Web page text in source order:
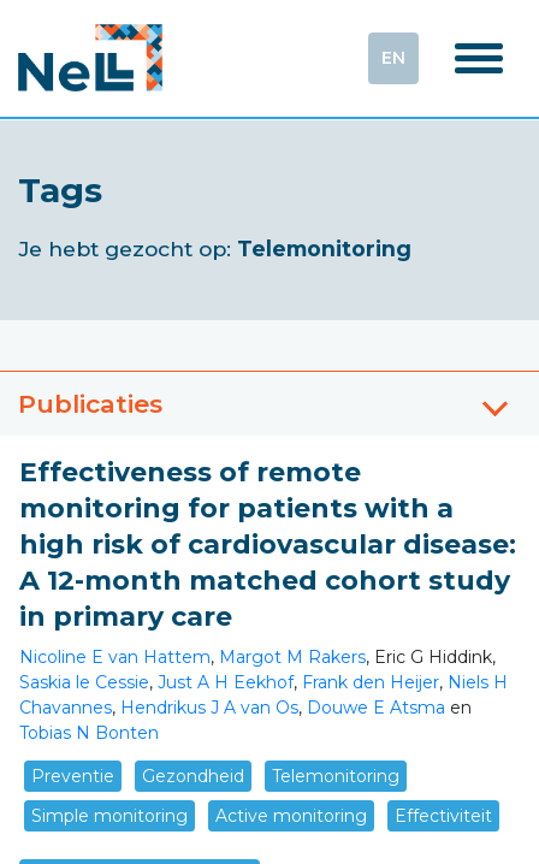
EN
Tags
Je hebt gezocht op: Telemonitoring
Publicaties
Effectiveness of remote
monitoring for patients with a
high risk of cardiovascular disease:
A 12-month matched cohort study
in primary care
Nicoline E van Hattem, Margot M Rakers, Eric G Hiddink,
Saskia le Cessie, Just A H Eekhof, Frank den Heijer, Niels H
Chavannes, Hendrikus J A van Os, Douwe E Atsma en
Tobias N Bonten
Preventie
Gezondheid
Telemonitoring
Simple monitoring
Active monitoring Effectiviteit